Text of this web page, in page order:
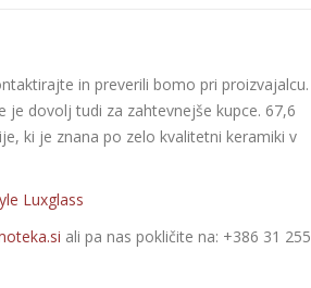
in preverili bomo pri proizvajalcu.
je dovolj tudi za zahtevnejše kupce. 67,6
ki je znana po zelo kvalitetni keramiki v
Luxglass
ali pa nas pokličite na: +386 31 255